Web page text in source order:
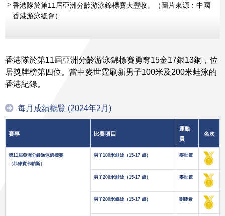
香港隊於第11屆亞洲分齡游泳錦標賽大豐收。（圖片來源﹕中國
香港游泳總會）
香港隊於第11屆亞洲分齡游泳錦標賽勇奪15金17銀13銅，位
居獎牌榜第四位。當中麥世霆刷新男子100米及200米蛙泳的
香港紀錄。
每月成績概覽 (2024年2月)
賽事 比賽項目
運動
員
名次
第11屆亞洲分齡游泳錦標賽
（菲律賓卡帕斯）
男子100米蛙泳（15-17 歲） 麥世霆
男子200米蛙泳（15-17 歲） 麥世霆
男子200米蝶泳（15-17 歲） 劉建希